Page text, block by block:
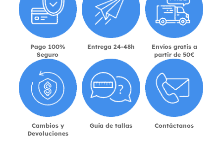
Pago 100%
Seguro
Entrega 24-48h
Envíos gratis a
partir de 50€
Cambios y
Devoluciones
Guía de tallas Contáctanos